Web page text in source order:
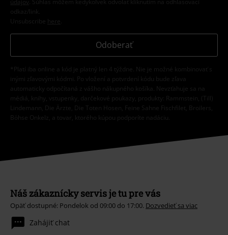
údajov
. Súhlas môžem kedykoľvek odvolať kliknutím na odhlasovací
odkaz/link.
Unsubscribe here
Odoberať
*Platí iba online a kód je platný len 4 týždne. Nie je možné kombinovať s
inými zľavovými kódmi. Po vložení a potvrdení kódu bude zľava
automaticky odpočítaná z vášho nákupného košíka. Nevzťahuje sa na
médiá, knihy, vstupenky, darčekové poukazy, produkty: Rammstein, (Till)
Lindemann, Die Ärzte, Die Toten Hosen, Feine Sahne Fischfilet, Broilers,
Böhse Onkelz, a tovar, ktorého kúpou podporíte nadáciu.
Náš zákaznícky servis je tu pre vás
Opäť dostupné: Pondelok od 09:00 do 17:00. Dozvedieť sa viac
Zahájiť chat